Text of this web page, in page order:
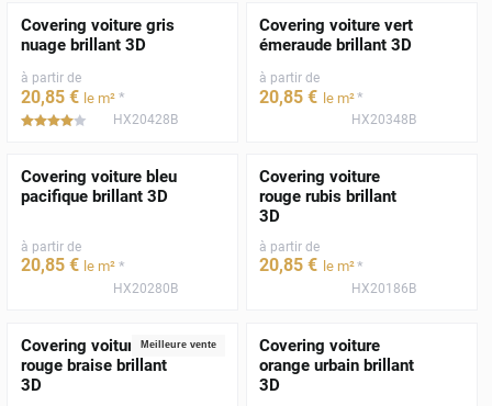
Covering voiture gris
nuage brillant 3D
à partir de
20,85 € le m² *
***** HX20428B
Covering voiture vert
émeraude brillant 3D
à partir de
20,85 € le m²*
HX20348B
Covering voiture bleu
pacifique brillant 3D
à partir de
20,85 € le m² *
HX20280B
Covering voiture
rouge rubis brillant
3D
à partir de
20,85 € le m²*
HX20186B
Meilleure vente
Covering voiture
rouge braise brillant
3D
Covering voiture
orange urbain brillant
3D